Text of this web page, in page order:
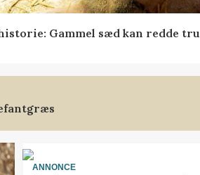
Gammel sæd kan redde
ANNONCE